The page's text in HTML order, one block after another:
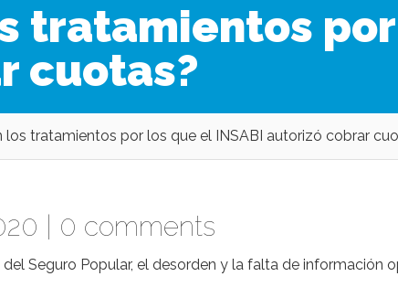
tratamientos
cuotas?
los tratamientos por los que el INSABI autorizó cobrar
| 0 comments
Seguro Popular, el desorden y la falta de información